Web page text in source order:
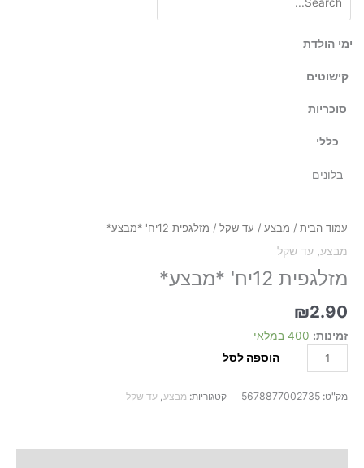
ימי הולדת
קישוטים
סוכריות
כללי
בלונים
עמוד הבית/ מבצע/ עד שקל/ מזלגפית 12יח' *מבצע*
מבצע, עד שקל
מזלגפית 12יח' *מבצע*
₪2.90
זמינות: 400 במלאי
מזלגפית
*מבצע*
הוספה לסל
מק"ט: 5678877002735 קטגוריות: מבצע, עד שקל